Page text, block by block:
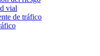
vial
de tráfico